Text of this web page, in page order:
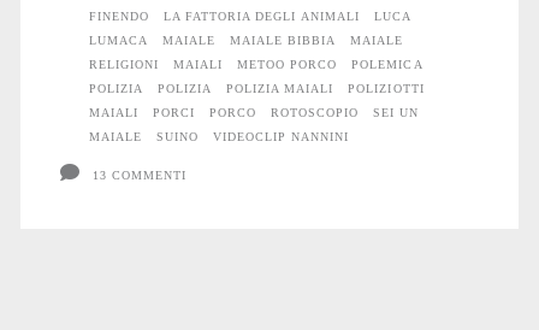
polizia
il
vetro
FINENDO
LA FATTORIA DEGLI ANIMALI
LUCA
LUMACA
MAIALE MAIALE BIBBIA
MAIALE
RELIGIONI
MAIALI METOO PORCO
POLEMICA
POLIZIA
POLIZIA POLIZIA MAIALI
POLIZIOTTI
MAIALI
PORCI PORCO ROTOSCOPIO
SEI UN
MAIALE
SUINO VIDEOCLIP NANNINI
13 COMMENTI